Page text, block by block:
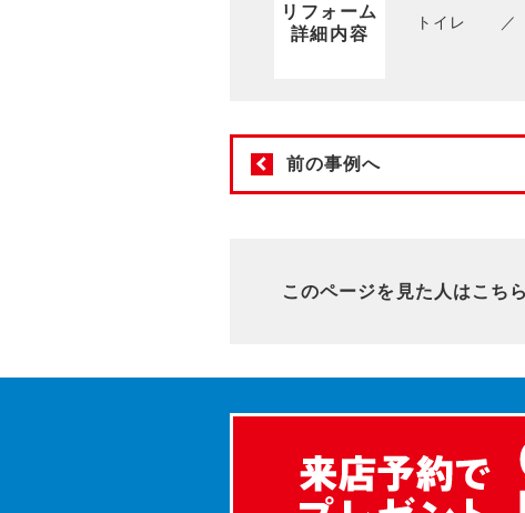
リフォーム
詳細内容
トイレ
前の事例へ
このページを見た人はこち